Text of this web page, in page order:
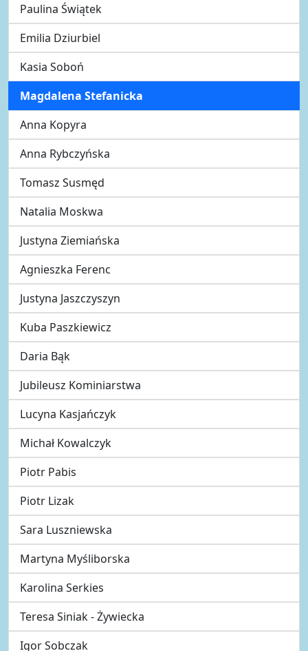
Paulina Świątek
Emilia Dziurbiel
Kasia Soboń
Magdalena Stefanicka
Anna Kopyra
Anna Rybczyńska
Tomasz Susmęd
Natalia Moskwa
Justyna Ziemiańska
Agnieszka Ferenc
Justyna Jaszczyszyn
Kuba Paszkiewicz
Daria Bąk
Jubileusz Kominiarstwa
Lucyna Kasjańczyk
Michał Kowalczyk
Piotr Pabis
Piotr Lizak
Sara Luszniewska
Martyna Myśliborska
Karolina Serkies
Teresa Siniak - Żywiecka
Igor Sobczak